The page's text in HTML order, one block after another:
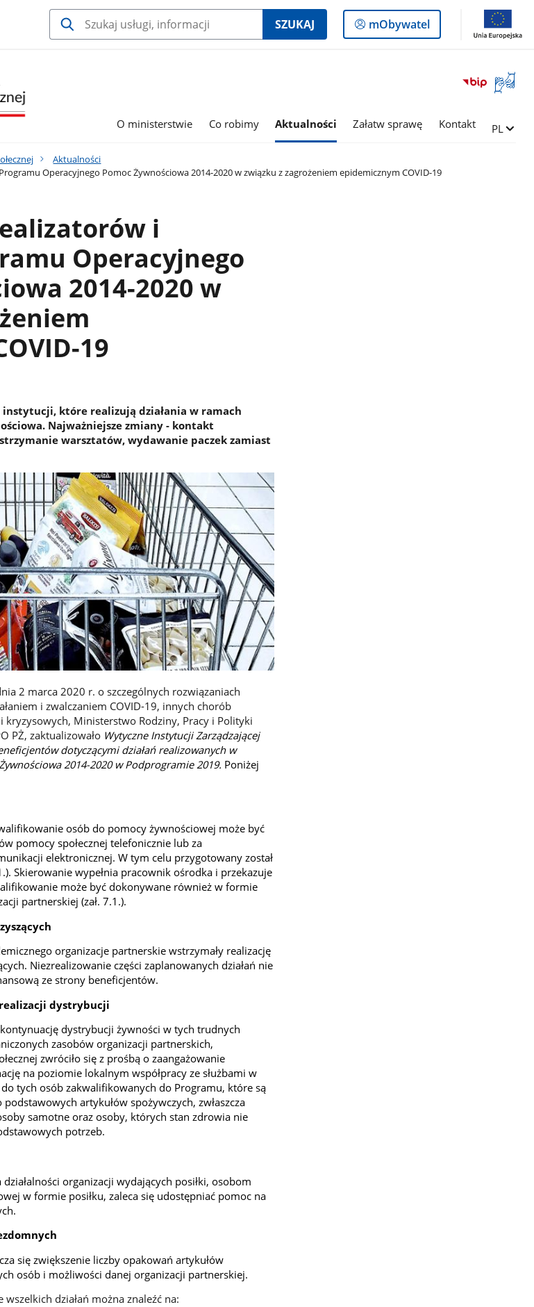
SZUKAJ
Logowanie
do
mObywatel
Otwórz
okno
języka
O ministerstwie Co robimy Aktualności Załatw sprawę Kontakt Zmień
PL
Aktualności
Operacyjnego Pomoc Żywnościowa 2014-2020 w związku z zagrożeniem epidemicznym COVID-19
i
Operacyjnego
2014-2020 w
19
które realizują działania w ramach
Najważniejsze zmiany - kontakt
warsztatów, wydawanie paczek zamiast
2 marca 2020 r. o szczególnych rozwiązaniach
i zwalczaniem COVID-19, innych chorób
kryzysowych, Ministerstwo Rodziny, Pracy i Polityki
PŻ, zaktualizowało Wytyczne Instytucji Zarządzającej
dotyczącymi działań realizowanych w
2014-2020 w Podprogramie 2019. Poniżej
osób do pomocy żywnościowej może być
pomocy społecznej telefonicznie lub za
elektronicznej. W tym celu przygotowany został
Skierowanie wypełnia pracownik ośrodka i przekazuje
może być dokonywane również w formie
partnerskiej (zał. 7.1.).
organizacje partnerskie wstrzymały realizację
Niezrealizowanie części zaplanowanych działań nie
ze strony beneficjentów.
realizacji dystrybucji
dystrybucji żywności w tych trudnych
zasobów organizacji partnerskich,
zwróciło się z prośbą o zaangażowanie
na poziomie lokalnym współpracy ze służbami w
tych osób zakwalifikowanych do Programu, które są
artykułów spożywczych, zwłaszcza
samotne oraz osoby, których stan zdrowia nie
potrzeb.
organizacji wydających posiłki, osobom
w formie posiłku, zaleca się udostępniać pomoc na
się zwiększenie liczby opakowań artykułów
osób i możliwości danej organizacji partnerskiej.
działań można znaleźć na: